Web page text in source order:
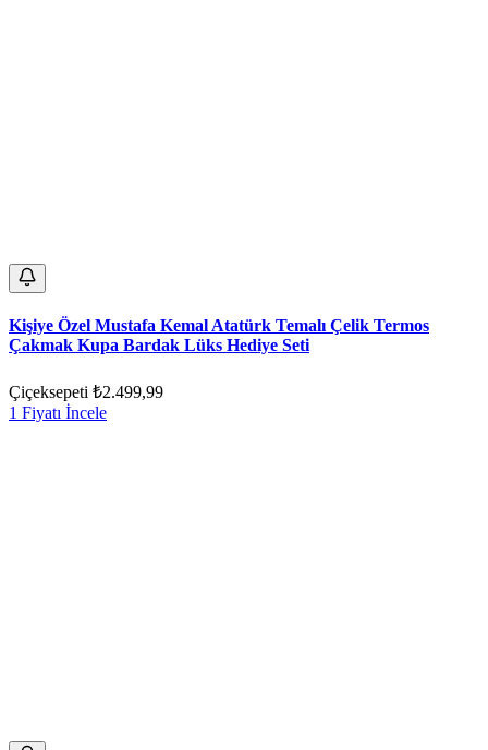
Kişiye Özel Mustafa Kemal Atatürk Temalı Çelik Termos
Çakmak Kupa Bardak Lüks Hediye Seti
Çiçeksepeti ₺2.499,99
1 Fiyatı İncele